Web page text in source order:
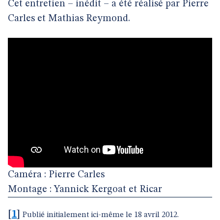
Cet entretien – inédit – a été réalisé par Pierre
Carles et Mathias Reymond.
Caméra : Pierre Carles
Montage : Yannick Kergoat et Ricar
1 Publié initialement ici-même le 18 avril 2012.